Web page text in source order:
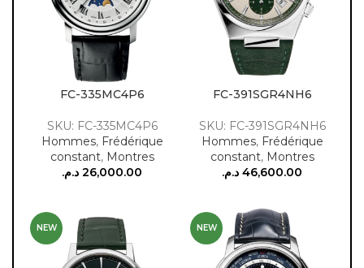
FC-335MC4P6
SKU: FC-335MC4P6
Hommes, Frédérique
constant, Montres
26,000.00 د.م.
FC-391SGR4NH6
SKU: FC-391SGR4NH6
Hommes, Frédérique
constant, Montres
46,600.00 د.م.
NEW NEW